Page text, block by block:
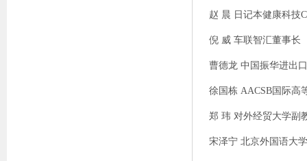
赵 晨 日记本健康科技
倪 威 车联智汇董事长
曹德龙 中国振华进出
徐国栋 AACSB 国际高
郑 玮 对外经贸大学副
宋泽宁 北京外国语大